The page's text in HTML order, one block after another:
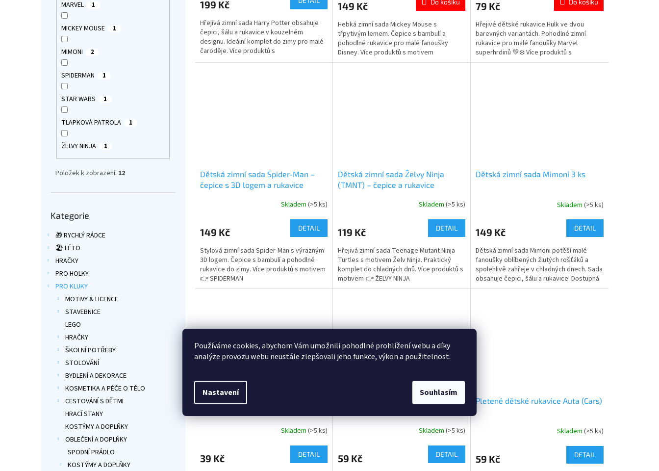
Používáme cookies, abychom Vám umožnili pohodlné prohlížení webu a díky
analýze provozu webu neustále zlepšovali jeho funkce, výkon a použitelnost.
Nastavení Souhlasím
MARVEL 1
MICKEY MOUSE 1
MIMONI 2
SPIDERMAN 1
STAR WARS 1
TLAPKOVÁ PATROLA 1
ŽELVY NINJA 1
Položek k zobrazení: 12
kategorie
Kategorie
🎁 RYCHLÝ RÁDCE
🏖️ LÉTO
HRAČKY
PRO HOLKY
PRO KLUKY
MOTIVY & LICENCE
STAVEBNICE
LEGO
HRAČKY
ŠKOLNÍ POTŘEBY
STOLOVÁNÍ
BYDLENÍ A DEKORACE
KOSMETIKA A PÉČE O TĚLO
CESTOVÁNÍ S DĚTMI
HRACÍ STANY
KOSTÝMY A DOPLŇKY
OBLEČENÍ A DOPLŇKY
SPODNÍ PRÁDLO
KOSTÝMY A DOPLŇKY
je
z
5
hvězdiček.
199 Kč
Hřejivá zimní sada Harry Potter obsahuje
čepici, šálu a rukavice v kouzelném
designu. Ideální komplet do zimy pro malé
čaroděje. Více produktů s
motivem 👉 HARRY POTTER
je
z
5
hvězdiček.
149 Kč
Hebká zimní sada Mickey Mouse s
třpytivým lemem. Čepice s bambulí a
pohodlné rukavice pro malé fanoušky
Disney. Více produktů s motivem
👉 MICKEY MOUSE
je
z
5
hvězdiček.
79 Kč Do košíku
Hřejivé dětské rukavice Hulk ve dvou
barevných variantách. Pohodlné zimní
rukavice pro malé fanoušky Marvel
superhrdinů 💚❄️ Více produktů s
motivem 👉 AVENGERS
Dětská zimní sada Spider-Man –
čepice s 3D logem a rukavice
je
z
5
hvězdiček.
Skladem (>5 ks)
149 Kč DETAIL
Stylová zimní sada Spider-Man s výrazným
3D logem. Čepice s bambulí a pohodlné
rukavice do zimy. Více produktů s motivem
👉 SPIDERMAN
Dětská zimní sada Želvy Ninja
(TMNT) – čepice a rukavice
je
z
5
hvězdiček.
Skladem (>5 ks)
119 Kč DETAIL
Hřejivá zimní sada Teenage Mutant Ninja
Turtles s motivem Želv Ninja. Praktický
komplet do chladných dnů. Více produktů s
motivem 👉 ŽELVY NINJA
Dětská zimní sada Mimoni 3 ks
je
z
5
hvězdiček.
Skladem (>5 ks)
149 Kč DETAIL
Dětská zimní sada Mimoni potěší malé
fanoušky oblíbených žlutých rošťáků a
spolehlivě zahřeje v chladných dnech. Sada
obsahuje čepici, šálu a rukavice. Dostupná
ve velikostech 52 a 54 cm. Oficiální licence
Dětské oboustranné rukavice
je
Skladem (>5 ks)
39 Kč DETAIL
je
Skladem (>5 ks)
59 Kč DETAIL
Pletené dětské rukavice Auta (Cars)
je
Skladem (>5 ks)
59 Kč DETAIL